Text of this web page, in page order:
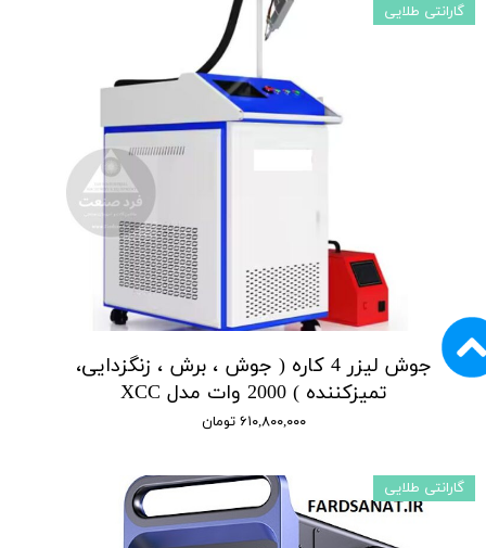
جوش لیزر 4 کاره ( جوش ، برش ، زنگزدایی،
تمیزکننده ) 2000 وات مدل XCC
۶۱۰,۸۰۰,۰۰۰ تومان
گارانتی طلایی
گارانتی طلایی